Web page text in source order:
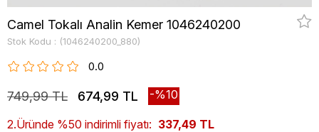
Camel Tokalı Analin Kemer 1046240200
Stok Kodu (1046240200_880)
0.0
749,99 TL 674,99 TL 10
2.Üründe %50 indirimli fiyatı: 337,49 TL